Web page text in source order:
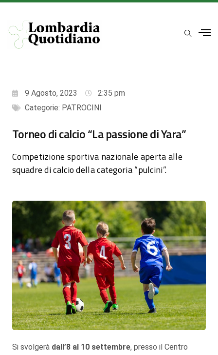
9 Agosto, 2023
2:35 pm
Categorie: PATROCINI
Torneo di calcio “La passione di Yara”
Competizione sportiva nazionale aperta alle
squadre di calcio della categoria “pulcini”.
Si svolgerà dall’8 al 10 settembre, presso il Centro